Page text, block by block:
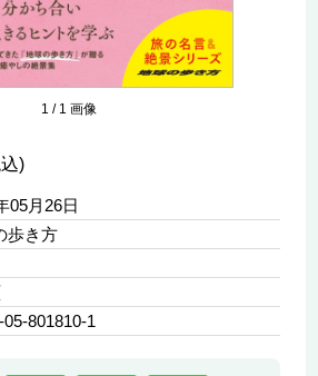
1 / 1 画像
)
05月26日
歩き方
05-801810-1